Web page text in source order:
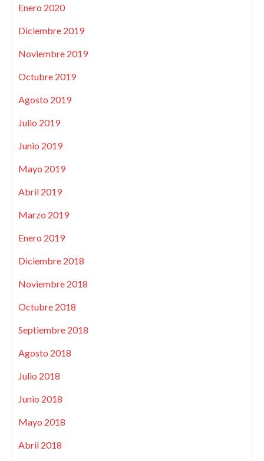
Enero 2020
Diciembre 2019
Noviembre 2019
Octubre 2019
Agosto 2019
Julio 2019
Junio 2019
Mayo 2019
Abril 2019
Marzo 2019
Enero 2019
Diciembre 2018
Noviembre 2018
Octubre 2018
Septiembre 2018
Agosto 2018
Julio 2018
Junio 2018
Mayo 2018
Abril 2018